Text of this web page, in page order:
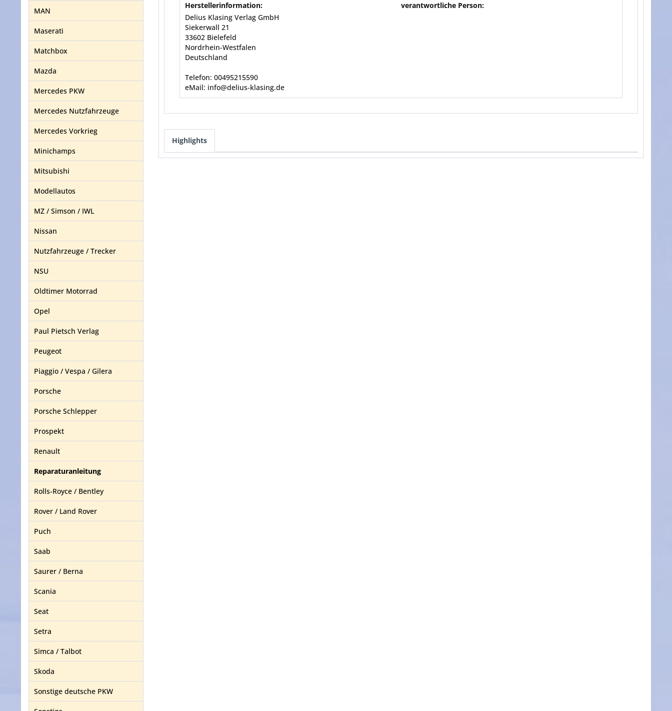
MAN
Maserati
Matchbox
Mazda
Mercedes PKW
Mercedes Nutzfahrzeuge
Mercedes Vorkrieg
Minichamps
Mitsubishi
Modellautos
MZ / Simson / IWL
Nissan
Nutzfahrzeuge / Trecker
NSU
Oldtimer Motorrad
Opel
Paul Pietsch Verlag
Peugeot
Piaggio / Vespa / Gilera
Porsche
Porsche Schlepper
Prospekt
Renault
Reparaturanleitung
Rolls-Royce / Bentley
Rover / Land Rover
Puch
Saab
Saurer / Berna
Scania
Seat
Setra
Simca / Talbot
Skoda
Sonstige deutsche PKW
Herstellerinformation:
Delius Klasing Verlag GmbH
Siekerwall 21
33602 Bielefeld
Nordrhein-Westfalen
Deutschland
Telefon: 00495215590
eMail: info@delius-klasing.de
verantwortliche Person:
Highlights